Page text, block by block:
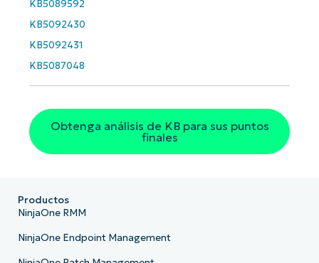
KB5089592
KB5092430
KB5092431
KB5087048
Obtenga análisis de KB para sus puntos
finales
Productos
NinjaOne RMM
NinjaOne Endpoint Management